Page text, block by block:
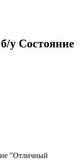
у Состояние
"Отличный